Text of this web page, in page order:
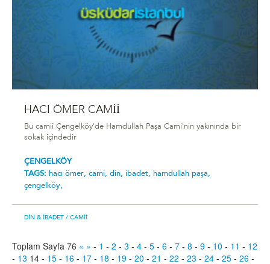
HACI ÖMER CAMİİ
Bu camii Çengelköy'de Hamdullah Paşa Cami'nin yakınında bir
sokak içindedir
ÇENGELKÖY
TAGS: hacı ömer, cami, din, ibadet, hamdullah paşa,
çengelköy,
DIN & İBADET / CAMII
Toplam Sayfa 76 « » - 1 - 2 - 3 - 4 - 5 - 6 - 7 - 8 - 9 - 10 - 11 - 12
- 13 14 - 15 - 16 - 17 - 18 - 19 - 20 - 21 - 22 - 23 - 24 - 25 - 26 -